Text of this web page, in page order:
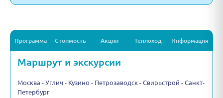
Программа Стоимость Акции Теплоход Информация
Маршрут и экскурсии
Москва - Углич - Кузино - Петрозаводск - Свирьстрой - Санкт-
Петербург